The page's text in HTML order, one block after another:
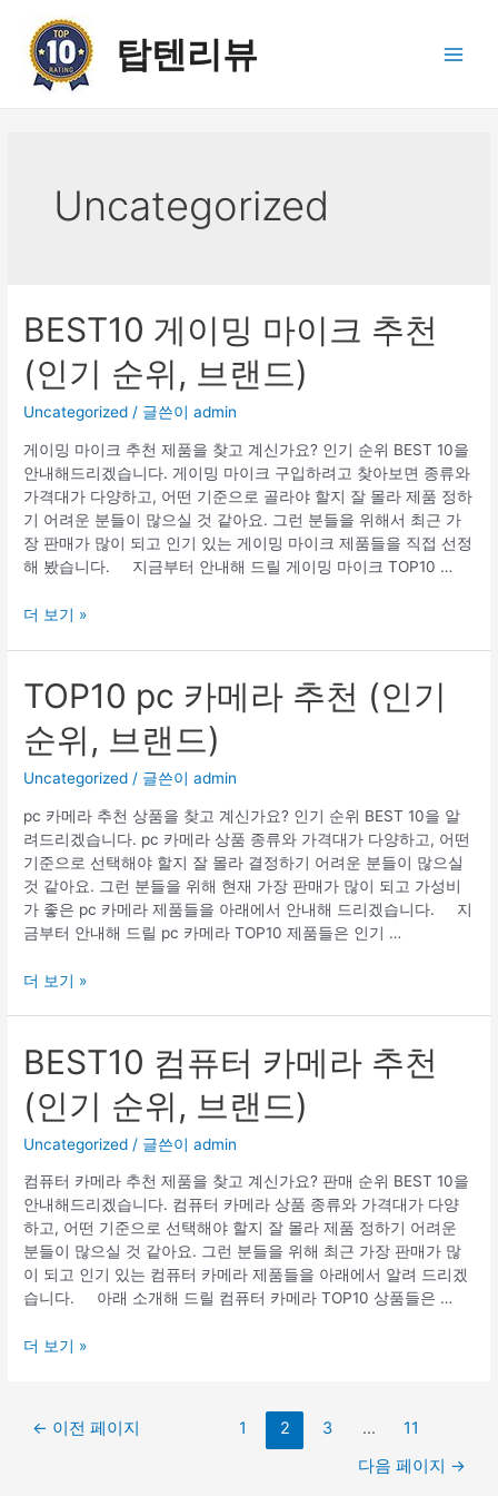
탑텐리뷰
Uncategorized
BEST10 게이밍 마이크 추천
(인기 순위, 브랜드)
Uncategorized / 글쓴이admin
게이밍 마이크 추천 제품을 찾고 계신가요? 인기 순위 BEST 10을
안내해드리겠습니다. 게이밍 마이크 구입하려고 찾아보면 종류와
가격대가 다양하고, 어떤 기준으로 골라야 할지 잘 몰라 제품 정하
기 어려운 분들이 많으실 것 같아요. 그런 분들을 위해서 최근 가
장 판매가 많이 되고 인기 있는 게이밍 마이크 제품들을 직접 선정
해 봤습니다. 지금부터 안내해 드릴 게이밍 마이크 TOP10 …
BEST10
밍
마
이
크
추
(인
기
순
위,
브
랜
더 보기 »
TOP10 pc 카메라 추천 (인기
순위, 브랜드)
Uncategorized / 글쓴이admin
pc 카메라 추천 상품을 찾고 계신가요? 인기 순위 BEST 10을 알
려드리겠습니다. pc 카메라 상품 종류와 가격대가 다양하고, 어떤
기준으로 선택해야 할지 잘 몰라 결정하기 어려운 분들이 많으실
것 같아요. 그런 분들을 위해 현재 가장 판매가 많이 되고 가성비
가 좋은 pc 카메라 제품들을 아래에서 안내해 드리겠습니다. 지
금부터 안내해 드릴 pc 카메라 TOP10 제품들은 인기 …
TOP10
메
라
추
천
(인
순
위,
브
랜
드)
더 보기 »
BEST10 컴퓨터 카메라 추천
(인기 순위, 브랜드)
Uncategorized / 글쓴이admin
컴퓨터 카메라 추천 제품을 찾고 계신가요? 판매 순위 BEST 10을
안내해드리겠습니다. 컴퓨터 카메라 상품 종류와 가격대가 다양
하고, 어떤 기준으로 선택해야 할지 잘 몰라 제품 정하기 어려운
분들이 많으실 것 같아요. 그런 분들을 위해 최근 가장 판매가 많
이 되고 인기 있는 컴퓨터 카메라 제품들을 아래에서 알려 드리겠
습니다. 아래 소개해 드릴 컴퓨터 카메라 TOP10 상품들은 …
BEST10
카
더 보기 »
← 이전 페이지 1 2 3 …
11
다음 페이지 →